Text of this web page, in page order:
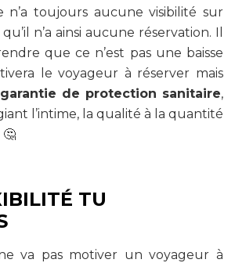
n’a toujours aucune visibilité sur
n’a ainsi aucune réservation. Il
que ce n’est pas une baisse
le voyageur à réserver mais
garantie de protection sanitaire,
l’intime, la qualité à la quantité
TU
va pas motiver un voyageur à